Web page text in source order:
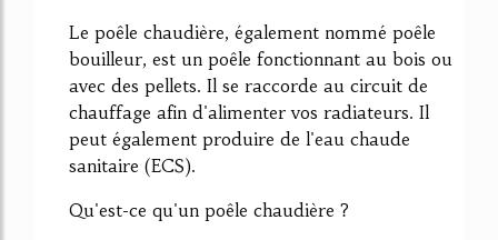
Le poêle chaudière, également nommé poêle
bouilleur, est un poêle fonctionnant au bois ou
avec des pellets. Il se raccorde au circuit de
chauffage afin d'alimenter vos radiateurs. Il
peut également produire de l'eau chaude
sanitaire (ECS).
Qu'est-ce qu'un poêle chaudière ?